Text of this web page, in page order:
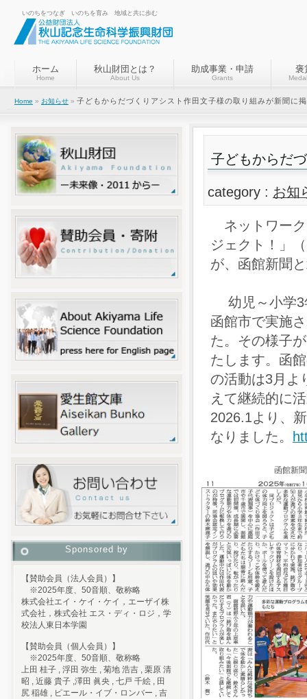
いのちをつなぎ いのちを育み 地域と共に歩む
ホーム
Home
秋山財団とは？
About Us
助成事業・申請
Grants
褒
Home » お知らせ » 子どもからだづくりアシスト作田文子様の取り組みが新聞に
子どもからだ
category : お知
ネットワーク
ジェクト！」
が、函館新聞
幼児～小学3
函館市で実施
た。その様子
たします。函
の活動は3月よ
えて継続的に
2026.1より、
なりました。
函館新聞
Sponsored by
【賛助会員（法人会員）】
※2025年度、50音順、敬称略
株式会社エイ・ケイ・ケイ，エーザイ株
式会社，株式会社 エス・ディ・ロジ，学
校法人東日本学園
【賛助会員（個人会員）】
※2025年度、50音順、敬称略
上田 桂子 , 浮田 弥生 , 菊地 浩吉 , 栗原 清
昭 , 近藤 貴子 ,澤田 眞央 , 七戸 千絵 , 田
尻 稲雄 , ピエール・イブ・ロンバー , 吉